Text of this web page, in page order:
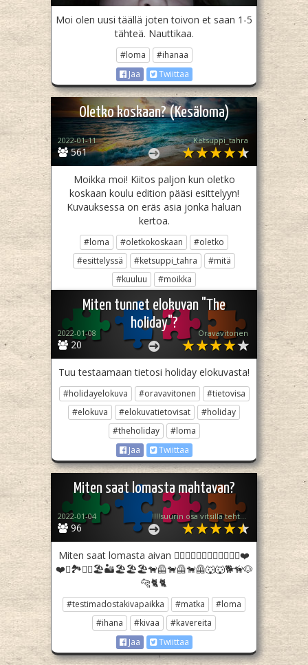
Moi olen uusi täällä joten toivon et saan 1-5
tähteä. Nauttikaa.
#loma
#ihanaa
Jaa
Twiittaa
Oletko koskaan? (Kesäloma)
561
2022-01-11 Ketsuppi_tahra
Moikka moi! Kiitos paljon kun oletko
koskaan koulu edition pääsi esittelyyn!
Kuvauksessa on eräs asia jonka haluan
kertoa.
#loma #oletkokoskaan
#oletko
#esittelyssä
#ketsuppi_tahra
#mitä
#kuuluu
#moikka
Jaa
Twiittaa
Miten tunnet elokuvan "The
holiday"?
20
2022-01-08 Oravavitonen
Tuu testaamaan tietosi holiday elokuvasta!
#holidayelokuva #oravavitonen
#tietovisa
#elokuva
#elokuvatietovisat
#holiday
#theholiday
#loma
Jaa
Twiittaa
Miten saat lomasta mahtavan?
96
2022-01-04 !!!!suurin osa vitsillä tehty!!!!!!!
Miten saat lomasta aivan 👩‍❤️‍👩👩‍❤️‍👩👩‍❤️‍👩👩‍❤️‍👩❤️
❤️⛰️🏞️⛰️⛰️🏖️🏜️🏖️🏖️🏖️🐕‍🦺🐕‍🦺🐕‍🦺🐺🐺🐕🦮🐶
🐆🐈🐈
#testimadostakivapaikka #matka
#loma
#ihana
#kivaa
#kavereita
Jaa
Twiittaa